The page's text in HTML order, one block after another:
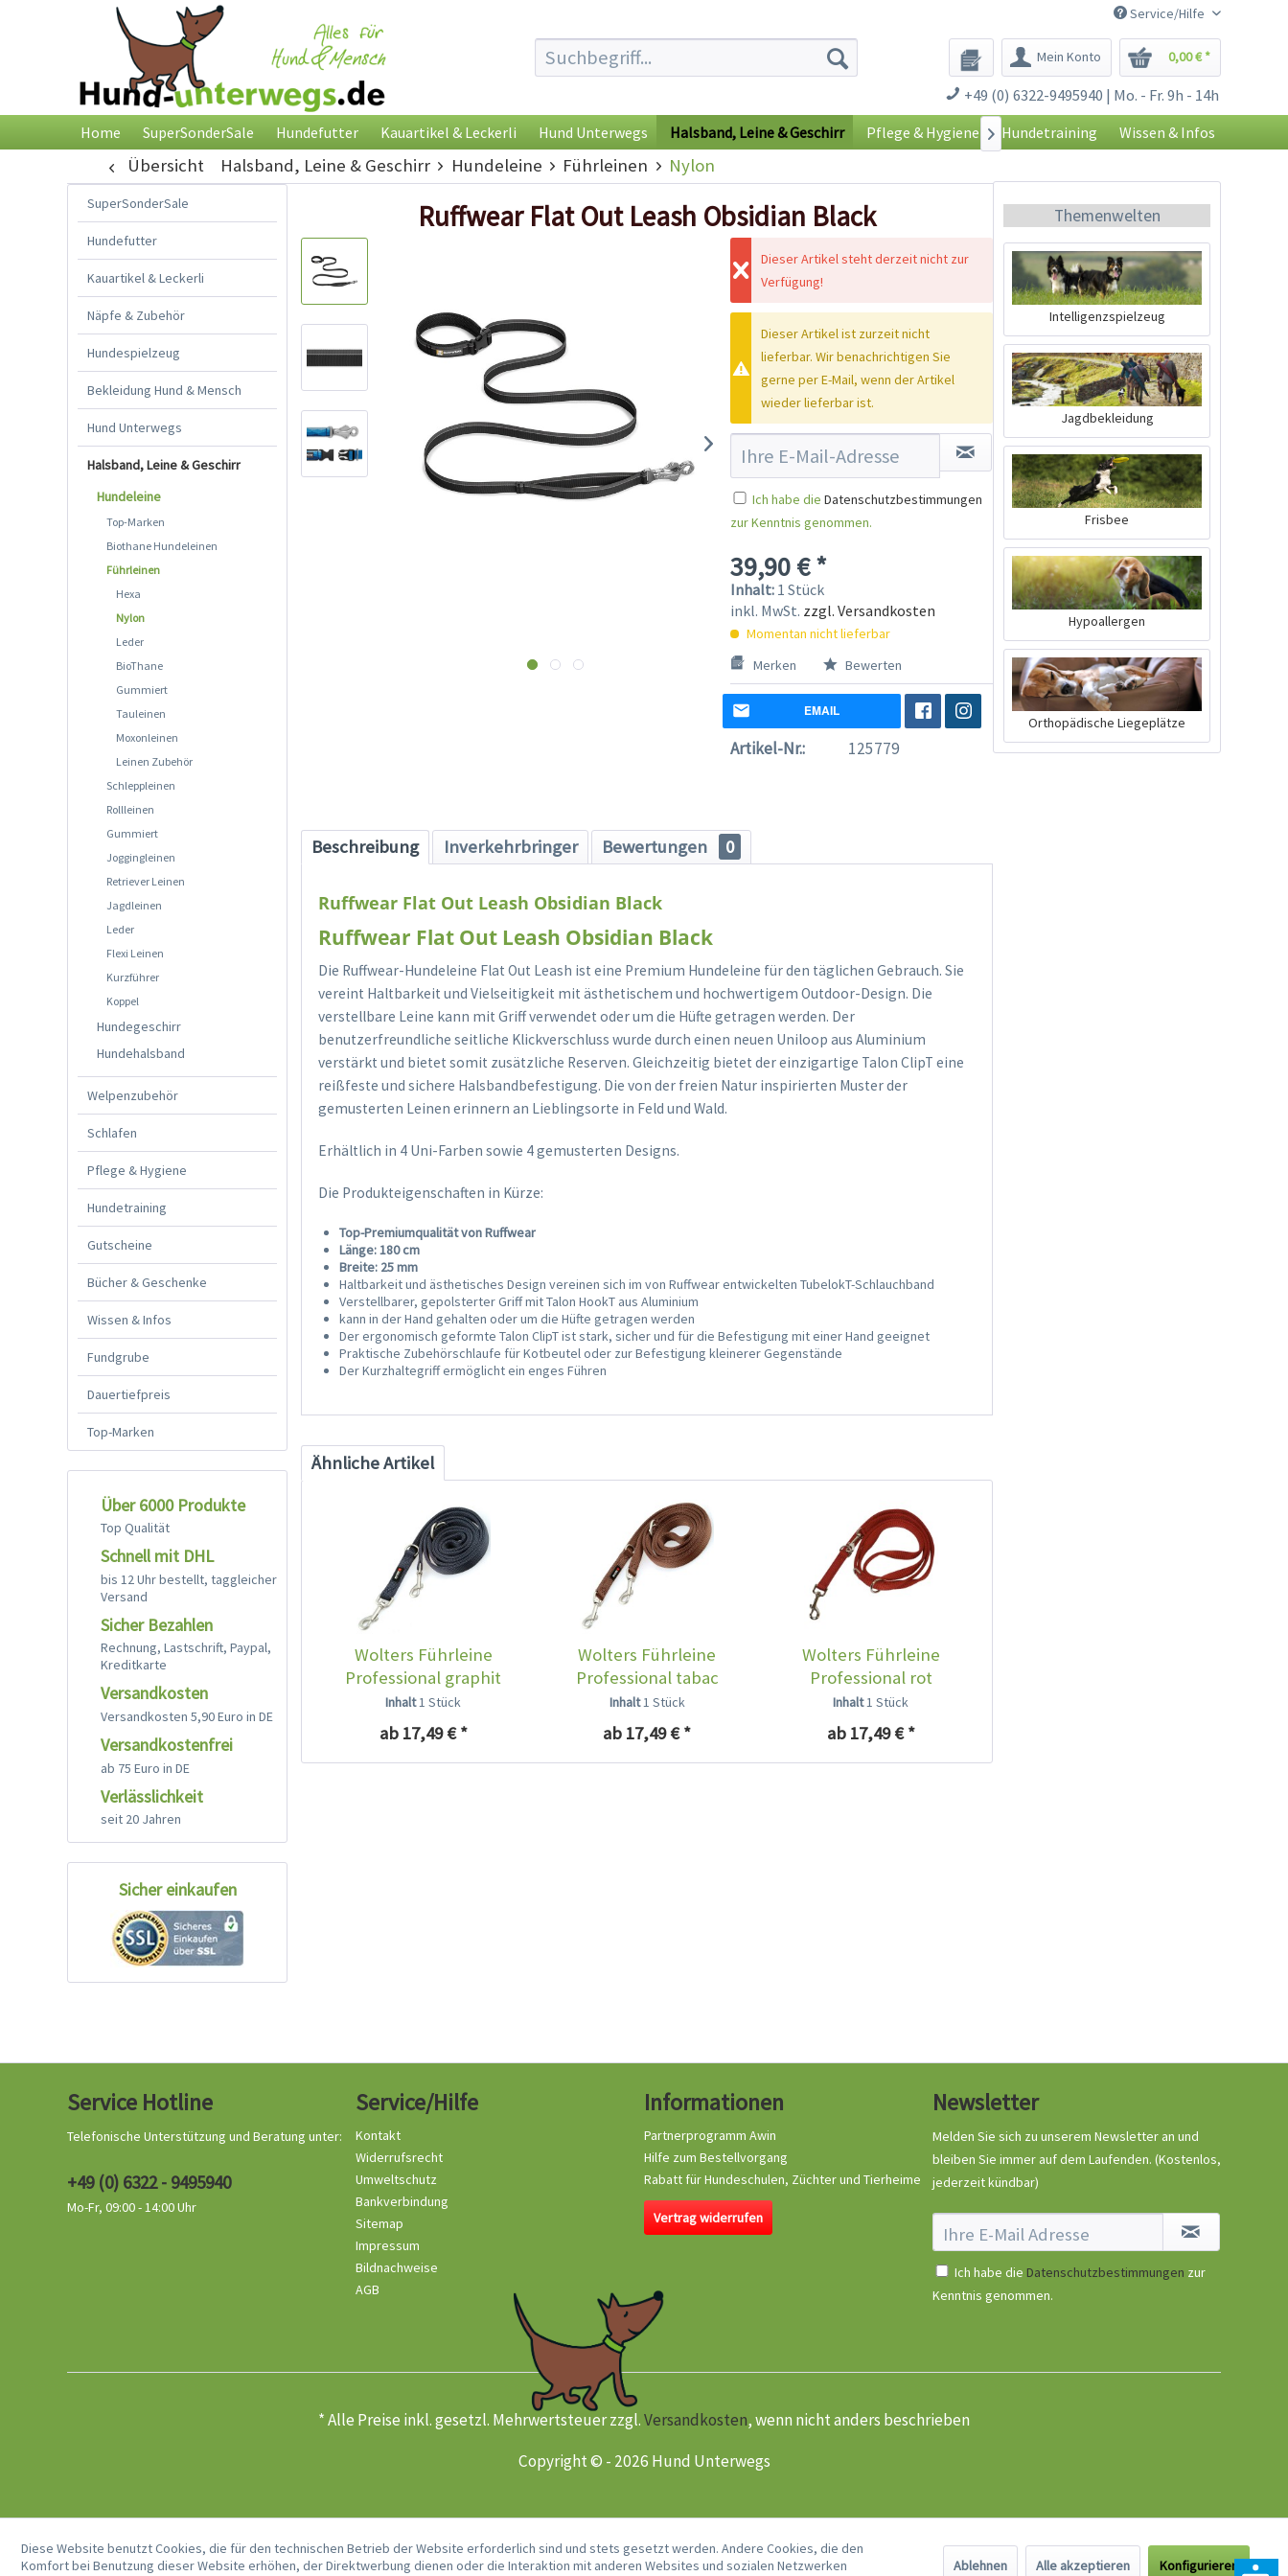
Service/Hilfe
Mein Konto 0,00 € *
+49 (0) 6322-9495940 | Mo. - Fr. 9h - 14h
Home SuperSonderSale Hundefutter Kauartikel & Leckerli Hund Unterwegs Halsband, Leine & Geschirr Pflege & Hygiene Hundetraining Wissen & Infos

Übersicht Halsband, Leine & Geschirr Hundeleine Führleinen Nylon
SuperSonderSale
Hundefutter
Kauartikel & Leckerli
Näpfe & Zubehör
Hundespielzeug
Bekleidung Hund & Mensch
Hund Unterwegs
Halsband, Leine & Geschirr
Hundeleine
Top-Marken
Biothane Hundeleinen
Führleinen
Hexa
Nylon
Leder
BioThane
Gummiert
Tauleinen
Moxonleinen
Leinen Zubehör
Schleppleinen
Rollleinen
Gummiert
Joggingleinen
Retriever Leinen
Jagdleinen
Leder
Flexi Leinen
Kurzführer
Koppel
Hundegeschirr
Hundehalsband
Welpenzubehör
Schlafen
Pflege & Hygiene
Hundetraining
Gutscheine
Bücher & Geschenke
Wissen & Infos
Fundgrube
Dauertiefpreis
Top-Marken
Über 6000 Produkte
Top Qualität
Schnell mit DHL
bis 12 Uhr bestellt, taggleicher
Versand
Sicher Bezahlen
Rechnung, Lastschrift, Paypal,
Kreditkarte
Versandkosten
Versandkosten 5,90 Euro in DE
Versandkostenfrei
ab 75 Euro in DE
Verlässlichkeit
seit 20 Jahren
Sicher einkaufen
Ruffwear Flat Out Leash Obsidian Black
Dieser Artikel steht derzeit nicht zur
Verfügung!
Dieser Artikel ist zurzeit nicht
lieferbar. Wir benachrichtigen Sie
gerne per E-Mail, wenn der Artikel
wieder lieferbar ist.
Ich habe die Datenschutzbestimmungen
zur Kenntnis genommen.
39,90 € *
Inhalt: 1 Stück
inkl. MwSt. zzgl. Versandkosten
Momentan nicht lieferbar
Merken
Bewerten
EMAIL
Artikel-Nr.: 125779
Beschreibung Inverkehrbringer Bewertungen 0
Ruffwear Flat Out Leash Obsidian Black
Ruffwear Flat Out Leash Obsidian Black
Die Ruffwear-Hundeleine Flat Out Leash ist eine Premium Hundeleine für den täglichen Gebrauch. Sie
vereint Haltbarkeit und Vielseitigkeit mit ästhetischem und hochwertigem Outdoor-Design. Die
verstellbare Leine kann mit Griff verwendet oder um die Hüfte getragen werden. Der
benutzerfreundliche seitliche Klickverschluss wurde durch einen neuen Uniloop aus Aluminium
verstärkt und bietet somit zusätzliche Reserven. Gleichzeitig bietet der einzigartige Talon ClipT eine
reißfeste und sichere Halsbandbefestigung. Die von der freien Natur inspirierten Muster der
gemusterten Leinen erinnern an Lieblingsorte in Feld und Wald.
Erhältlich in 4 Uni-Farben sowie 4 gemusterten Designs.
Die Produkteigenschaften in Kürze:
Top-Premiumqualität von Ruffwear
Länge: 180 cm
Breite: 25 mm
Haltbarkeit und ästhetisches Design vereinen sich im von Ruffwear entwickelten TubelokT-Schlauchband
Verstellbarer, gepolsterter Griff mit Talon HookT aus Aluminium
kann in der Hand gehalten oder um die Hüfte getragen werden
Der ergonomisch geformte Talon ClipT ist stark, sicher und für die Befestigung mit einer Hand geeignet
Praktische Zubehörschlaufe für Kotbeutel oder zur Befestigung kleinerer Gegenstände
Der Kurzhaltegriff ermöglicht ein enges Führen
Ähnliche Artikel
Wolters Führleine
Professional graphit
Inhalt1 Stück
ab 17,49 € *
Wolters Führleine
Professional tabac
Inhalt1 Stück
ab 17,49 € *
Wolters Führleine
Professional rot
Inhalt1 Stück
ab 17,49 € *
Themenwelten
Intelligenzspielzeug
Jagdbekleidung
Frisbee
Hypoallergen
Orthopädische Liegeplätze
Service Hotline
Telefonische Unterstützung und Beratung unter:
+49 (0) 6322 - 9495940
Mo-Fr, 09:00 - 14:00 Uhr
Service/Hilfe
Kontakt
Widerrufsrecht
Umweltschutz
Bankverbindung
Sitemap
Impressum
Bildnachweise
AGB
Informationen
Partnerprogramm Awin
Hilfe zum Bestellvorgang
Rabatt für Hundeschulen, Züchter und Tierheime
Vertrag widerrufen
Newsletter
Melden Sie sich zu unserem Newsletter an und
bleiben Sie immer auf dem Laufenden. (Kostenlos,
jederzeit kündbar)
Ich habe die Datenschutzbestimmungen zur
Kenntnis genommen.
* Alle Preise inkl. gesetzl. Mehrwertsteuer zzgl.Versandkosten, wenn nicht anders beschrieben
Copyright © - 2026 Hund Unterwegs
Diese Website benutzt Cookies, die für den technischen Betrieb der Website erforderlich sind und stets gesetzt werden. Andere Cookies, die den
Komfort bei Benutzung dieser Website erhöhen, der Direktwerbung dienen oder die Interaktion mit anderen Websites und sozialen Netzwerken
Ablehnen Alle akzeptieren Konfigurieren